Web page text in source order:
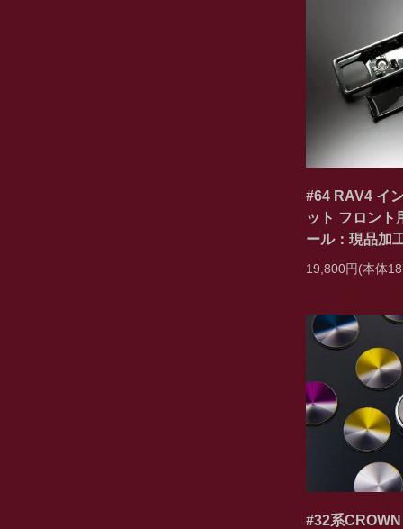
#64 RAV4 イ
ット フロント
ール：現品加
19,800円(本体
#32系